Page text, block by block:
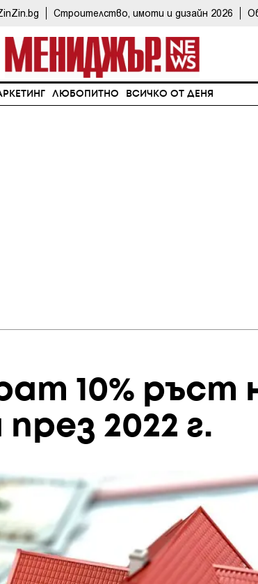
Строителство, имоти и дизайн 2026
ЛЮБОПИТНО ВСИЧКО ОТ ДЕНЯ
10% ръст
2022 г.